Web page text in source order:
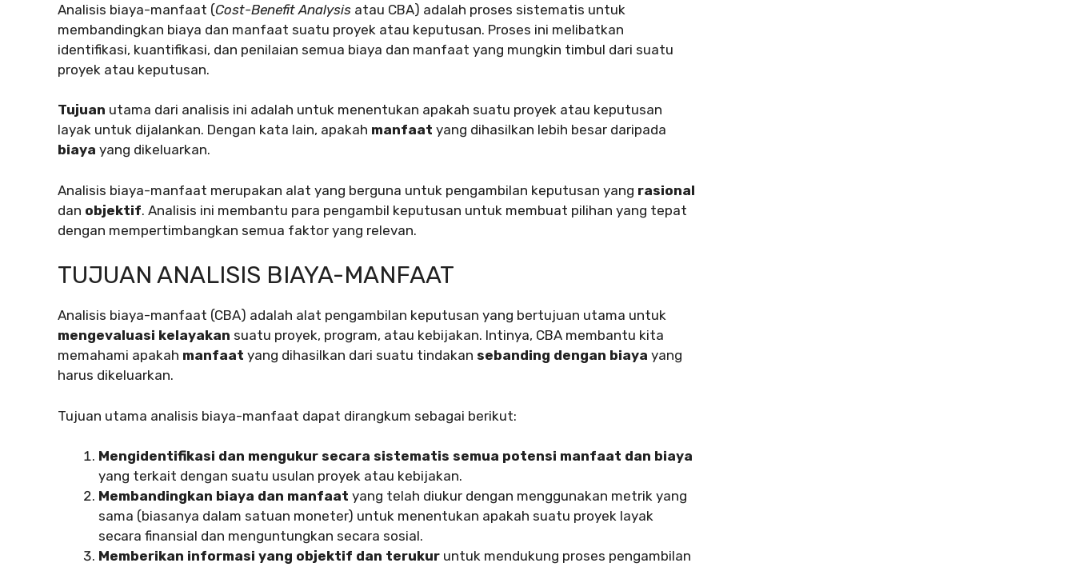
Analisis biaya-manfaat (Cost-Benefit Analysis atau CBA) adalah proses sistematis untuk
membandingkan biaya dan manfaat suatu proyek atau keputusan. Proses ini melibatkan
identifikasi, kuantifikasi, dan penilaian semua biaya dan manfaat yang mungkin timbul dari suatu
proyek atau keputusan.
Tujuan utama dari analisis ini adalah untuk menentukan apakah suatu proyek atau keputusan
layak untuk dijalankan. Dengan kata lain, apakah manfaat yang dihasilkan lebih besar daripada
biaya yang dikeluarkan.
Analisis biaya-manfaat merupakan alat yang berguna untuk pengambilan keputusan yang rasional
dan objektif. Analisis ini membantu para pengambil keputusan untuk membuat pilihan yang tepat
dengan mempertimbangkan semua faktor yang relevan.
TUJUAN ANALISIS BIAYA-MANFAAT
Analisis biaya-manfaat (CBA) adalah alat pengambilan keputusan yang bertujuan utama untuk
mengevaluasi kelayakan suatu proyek, program, atau kebijakan. Intinya, CBA membantu kita
memahami apakah manfaat yang dihasilkan dari suatu tindakan sebanding dengan biaya yang
harus dikeluarkan.
Tujuan utama analisis biaya-manfaat dapat dirangkum sebagai berikut:
Mengidentifikasi dan mengukur secara sistematis semua potensi manfaat dan biaya
yang terkait dengan suatu usulan proyek atau kebijakan.
Membandingkan biaya dan manfaat yang telah diukur dengan menggunakan metrik yang
sama (biasanya dalam satuan moneter) untuk menentukan apakah suatu proyek layak
secara finansial dan menguntungkan secara sosial.
Memberikan informasi yang objektif dan terukur untuk mendukung proses pengambilan